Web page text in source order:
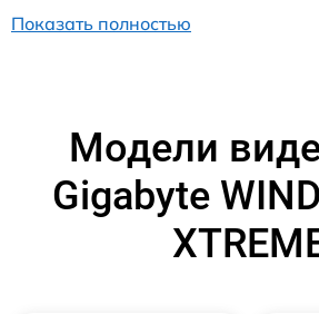
Показать полностью
Модели
Gigabyte